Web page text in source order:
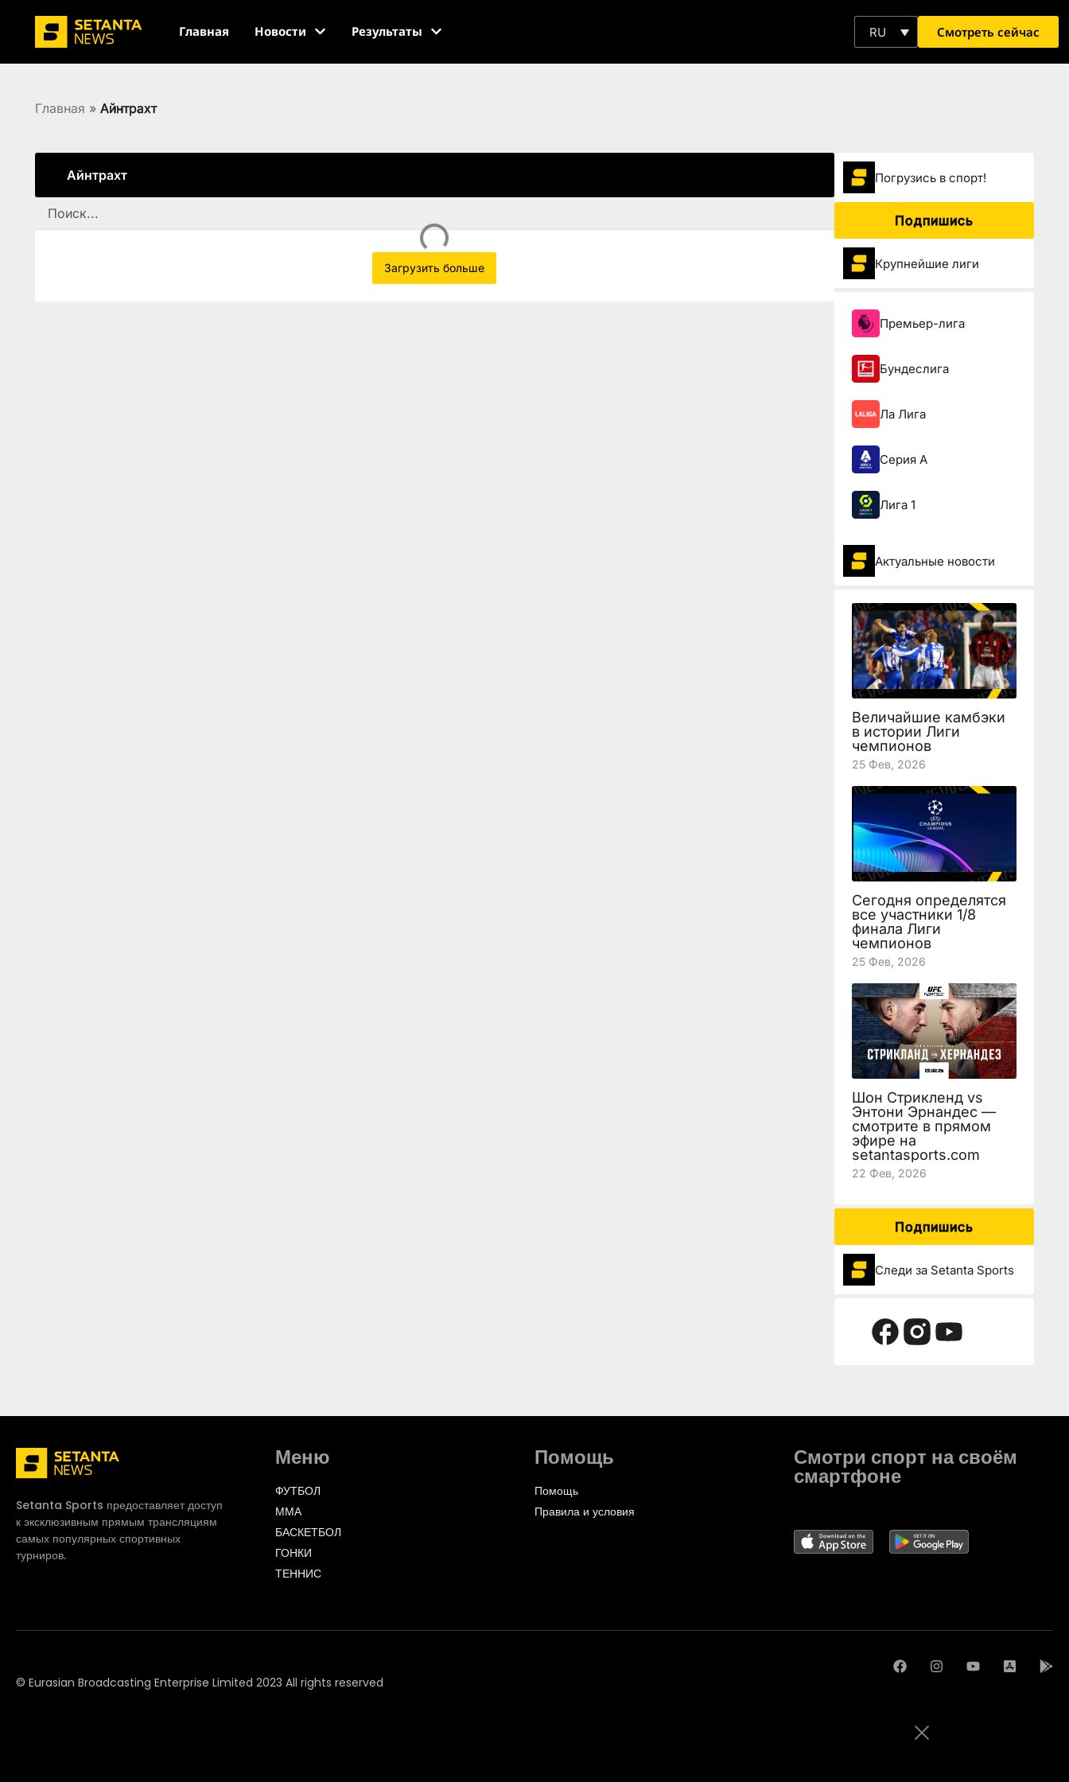
Главная Новости Результаты RU Смотреть сейчас
Главная » Айнтрахт
Айнтрахт
Загрузить больше
Погрузиcь в спорт!
Подпишись
Крупнейшие лиги
Премьер-лига
Бундеслига
Ла Лига
Серия А
Лига 1
Актуальные новости
Величайшие камбэки
в истории Лиги
чемпионов
25 Фев, 2026
Сегодня определятся
все участники 1/8
финала Лиги
чемпионов
25 Фев, 2026
Шон Стрикленд vs
Энтони Эрнандес —
смотрите в прямом
эфире на
setantasports.com
22 Фев, 2026
Подпишись
Следи за Setanta Sports
Setanta Sports предоставляет доступ
к эксклюзивным прямым трансляциям
самых популярных спортивных
турниров.
Меню
ФУТБОЛ
ММА
БАСКЕТБОЛ
ГОНКИ
ТЕННИС
Помощь
Помощь
Правила и условия
Смотри спорт на своём
смартфоне
© Eurasian Broadcasting Enterprise Limited 2023 All rights reserved